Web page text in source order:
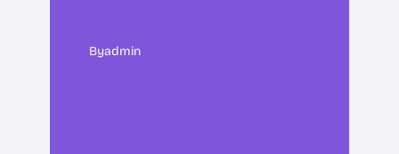
Byadmin